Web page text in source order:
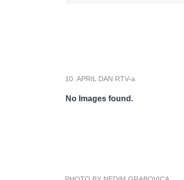
10. APRIL DAN RTV-a
No Images found.